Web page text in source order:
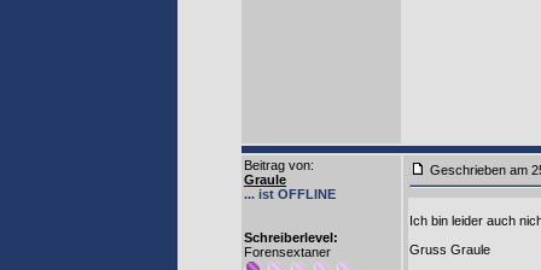
Beitrag von:
Graule
... ist OFFLINE
Schreiberlevel:
Forensextaner
Geschrieben
Ich bin leider auch
Gruss Graule